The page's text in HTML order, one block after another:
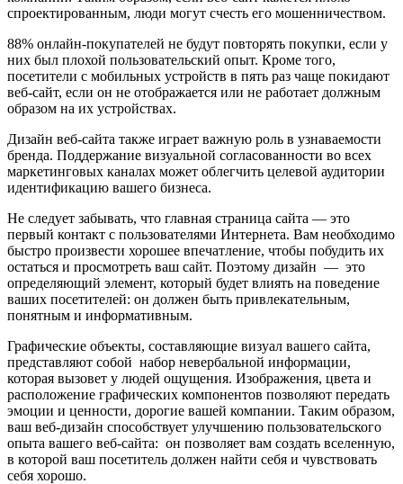
спроектированным, люди могут счесть его мошенничеством.
88% онлайн-покупателей не будут повторять покупки, если у
них был плохой пользовательский опыт. Кроме того,
посетители с мобильных устройств в пять раз чаще покидают
веб-сайт, если он не отображается или не работает должным
образом на их устройствах.
Дизайн веб-сайта также играет важную роль в узнаваемости
бренда. Поддержание визуальной согласованности во всех
маркетинговых каналах может облегчить целевой аудитории
идентификацию вашего бизнеса.
Не следует забывать, что главная страница сайта — это
первый контакт с пользователями Интернета. Вам необходимо
быстро произвести хорошее впечатление, чтобы побудить их
остаться и просмотреть ваш сайт. Поэтому дизайн — это
определяющий элемент, который будет влиять на поведение
ваших посетителей: он должен быть привлекательным,
понятным и информативным.
Графические объекты, составляющие визуал вашего сайта,
представляют собой набор невербальной информации,
которая вызовет у людей ощущения. Изображения, цвета и
расположение графических компонентов позволяют передать
эмоции и ценности, дорогие вашей компании. Таким образом,
ваш веб-дизайн способствует улучшению пользовательского
опыта вашего веб-сайта: он позволяет вам создать вселенную,
в которой ваш посетитель должен найти себя и чувствовать
себя хорошо.